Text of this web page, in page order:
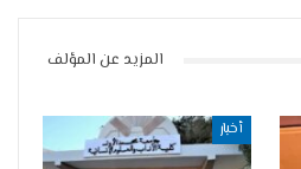
المزيد عن المؤلف
أخبار